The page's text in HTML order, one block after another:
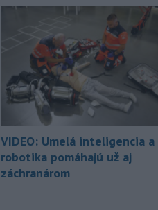
VIDEO: Umelá inteligencia a
robotika pomáhajú už aj
záchranárom